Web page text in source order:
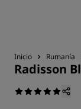
Inicio Rumanía
Radisson